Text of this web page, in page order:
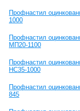
Профнастил
1000
Профнастил
МП20-1100
Профнастил
НС35-1000
Профнастил
845